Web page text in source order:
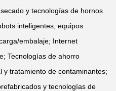
y tecnologías de hornos
inteligentes, equipos
embalaje; Internet
Tecnologías de ahorro
y tratamiento de contaminantes;
y tecnologías de